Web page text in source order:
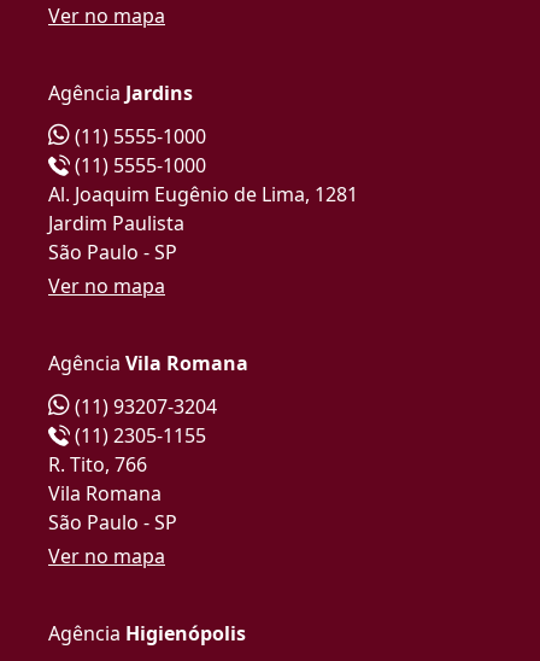
Ver no mapa
Agência Jardins
(11) 5555-1000
(11) 5555-1000
Al. Joaquim Eugênio de Lima, 1281
Jardim Paulista
São Paulo - SP
Ver no mapa
Agência Vila Romana
(11) 93207-3204
(11) 2305-1155
R. Tito, 766
Vila Romana
São Paulo - SP
Ver no mapa
Agência Higienópolis